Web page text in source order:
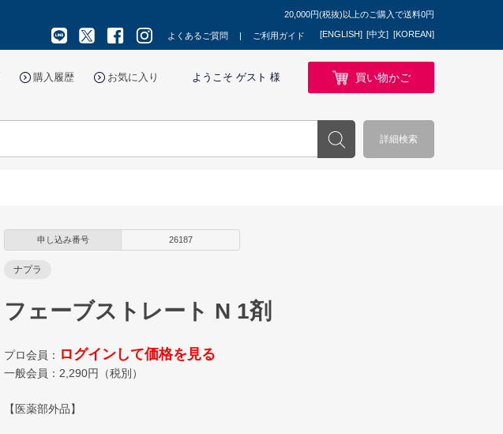
20,000円(税抜)以上のご購入で送料0円
よくあるご質問 ご利用ガイド [ENGLISH] [中文] [KOREAN]
購入履歴 お気に入り ようこそ ゲスト 様 買い物かご
詳細検索
申し込み番号 26187
ナプラ
フェーブストレート N 1剤
プロ会員： ログインして価格を見る
一般会員： 2,290円（税別）
【医薬部外品】